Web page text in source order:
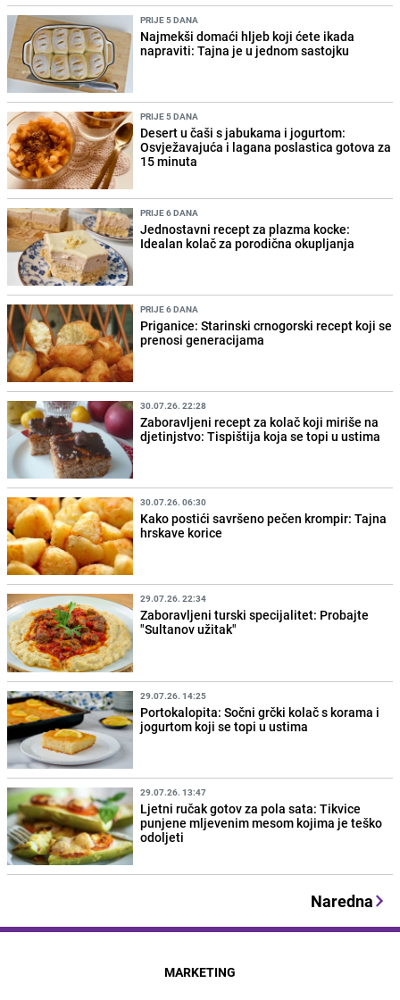
PRIJE 5 DANA
Najmekši domaći hljeb koji ćete ikada
napraviti: Tajna je u jednom sastojku
PRIJE 5 DANA
Desert u čaši s jabukama i jogurtom:
Osvježavajuća i lagana poslastica gotova za
15 minuta
PRIJE 6 DANA
Jednostavni recept za plazma kocke:
Idealan kolač za porodična okupljanja
PRIJE 6 DANA
Priganice: Starinski crnogorski recept koji se
prenosi generacijama
30.07.26. 22:28
Zaboravljeni recept za kolač koji miriše na
djetinjstvo: Tispištija koja se topi u ustima
30.07.26. 06:30
Kako postići savršeno pečen krompir: Tajna
hrskave korice
29.07.26. 22:34
Zaboravljeni turski specijalitet: Probajte
"Sultanov užitak"
29.07.26. 14:25
Portokalopita: Sočni grčki kolač s korama i
jogurtom koji se topi u ustima
29.07.26. 13:47
Ljetni ručak gotov za pola sata: Tikvice
punjene mljevenim mesom kojima je teško
odoljeti
Naredna
MARKETING